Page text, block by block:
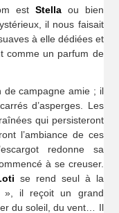
est Stellaou bien
il nous faisait
à elle dédiées et
comme un parfum de
de campagne amie ; il
d’asperges. Les
qui persisteront
l’ambiance de ces
redonne sa
à se creuser.
se rend seul à la
», il reçoit un grand
du soleil, du vent… Il